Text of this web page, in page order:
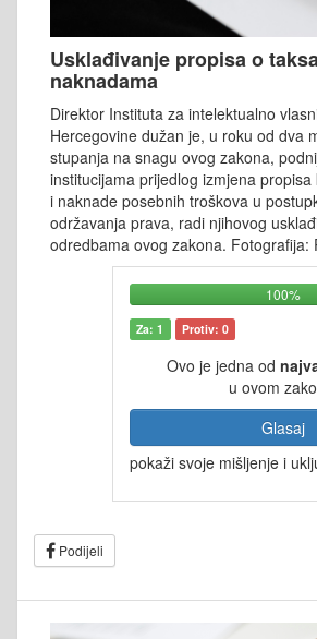
Usklađivanje propisa o
naknadama
Direktor Instituta za intelektualno
Hercegovine dužan je, u roku od dva
stupanja na snagu ovog zakona,
institucijama prijedlog izmjena
i naknade posebnih troškova u
održavanja prava, radi njihovog
odredbama ovog zakona. Fotografija:
100%
Za: 1 Protiv: 0
Ovo je jedna od
u ovom
Glasaj
pokaži svoje mišljenje i
Podijeli